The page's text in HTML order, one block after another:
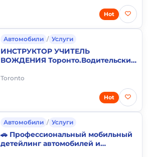
Hot
Автомобили / Услуги
ИНСТРУКТОР УЧИТЕЛЬ
ВОЖДЕНИЯ Торонто.Водительские
Вождения.Водительский тест
Toronto
Hot
Автомобили / Услуги
🚗 Профессиональный мобильный
детейлинг автомобилей и